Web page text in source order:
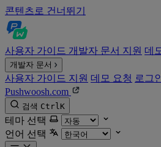
콘텐츠로 건너뛰기
사용자 가이드 개발자 문서 지원 데
개발자 문서
사용자 가이드 지원 데모 요청 로그인
Pushwoosh.com
검색 CtrlK
테마 선택
언어 선택